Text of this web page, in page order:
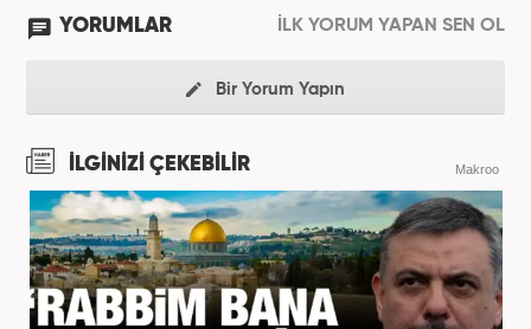
YORUMLAR İLK YORUM YAPAN SEN OL
Bir Yorum Yapın
İLGİNİZİ ÇEKEBİLİR Makroo